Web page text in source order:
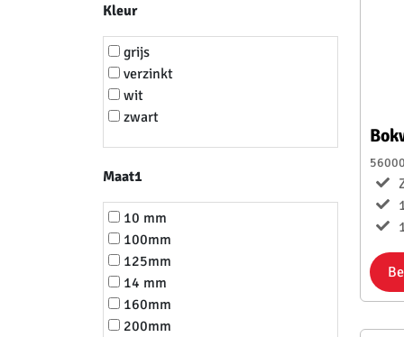
Kleur
grijs
verzinkt
wit
zwart
Maat1
10 mm
100mm
125mm
14 mm
160mm
200mm
56000